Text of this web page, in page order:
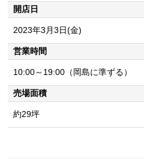
開店日
2023年3月3日(金)
営業時間
10:00～19:00（岡島に準ずる）
売場面積
約29坪